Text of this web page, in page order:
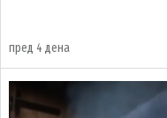
пред 4 дена